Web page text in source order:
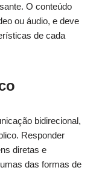
O conteúdo
ou áudio, e deve
de cada
bidirecional,
Responder
diretas e
das formas de